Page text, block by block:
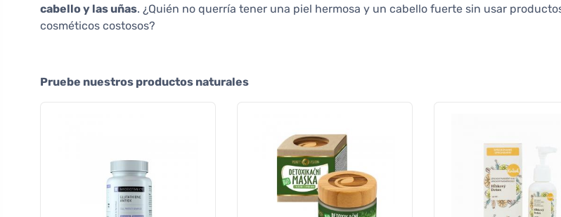
cabello y las uñas. ¿Quién no querría tener una piel hermosa y un cabello fuerte sin usar
cosméticos costosos?
Pruebe nuestros productos naturales